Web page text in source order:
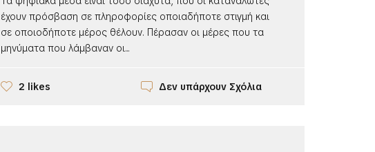
έχουν πρόσβαση σε πληροφορίες οποιαδήποτε στιγμή και
σε οποιοδήποτε μέρος θέλουν. Πέρασαν οι μέρες που τα
μηνύματα που λάμβαναν οι...
2 likes Δεν υπάρχουν Σχόλια